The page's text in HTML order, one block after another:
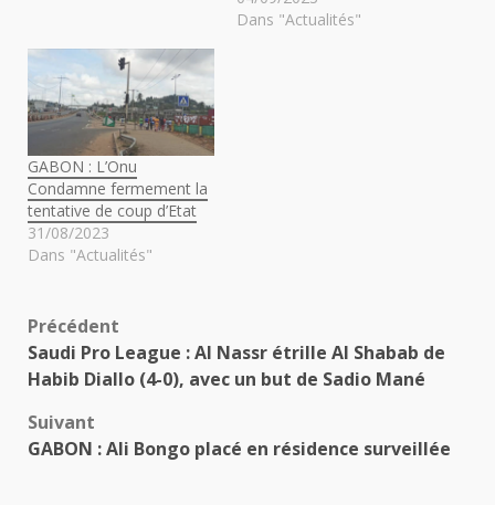
Dans "Actualités"
GABON : L’Onu
Condamne fermement la
tentative de coup d’Etat
31/08/2023
Dans "Actualités"
Navigation
d’article
Précédent
Saudi Pro League : Al Nassr étrille Al Shabab de
Habib Diallo (4-0), avec un but de Sadio Mané
Suivant
GABON : Ali Bongo placé en résidence surveillée